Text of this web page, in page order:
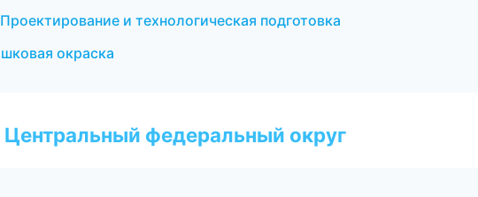
и технологическая подготовка
окраска
Центральный федеральный округ